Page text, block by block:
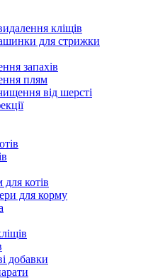
кліщів
для стрижки
запахів
плям
від шерсті
котів
для корму
добавки